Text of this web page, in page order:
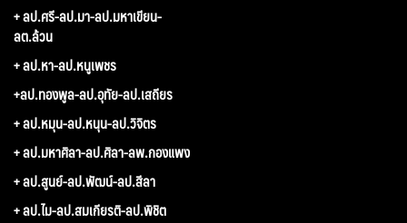
+ ลป.ศรี-ลป.มา-ลป.มหาเขียน-
ลต.ล้วน
+ ลป.หา-ลป.หนูเพชร
+ลป.ทองพูล-ลป.อุทัย-ลป.เสถียร
+ ลป.หมุน-ลป.หนุน-ลป.วิจิตร
+ ลป.มหาศิลา-ลป.ศิลา-ลพ.กองแพง
+ ลป.สูนย์-ลป.พัฒน์-ลป.สีลา
+ ลป.ไม-ลป.สมเกียรติ-ลป.พิชิต